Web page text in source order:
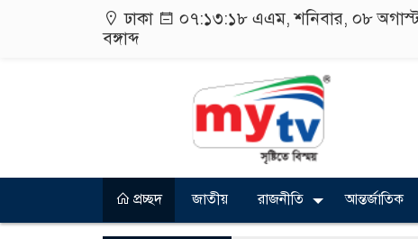
ঢাকা ০৭:১৩:১৯ এএম, শনিবার, ০৮
বঙ্গাব্দ
প্রচ্ছদ জাতীয় রাজনীতি আন্তর্জাতিক